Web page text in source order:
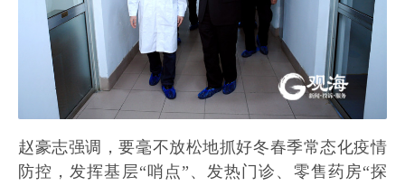
赵豪志强调，要毫不放松地抓好冬春季常态化疫情
防控，发挥基层“哨点”、发热门诊、零售药房“探